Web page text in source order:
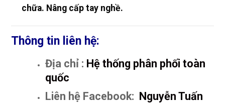
chữa. Nâng cấp tay nghề.
Thông tin liên hệ:
Địa chỉ : Hệ thống phân phối toàn
quốc
Liên hệ Facebook: Nguyễn Tuấn